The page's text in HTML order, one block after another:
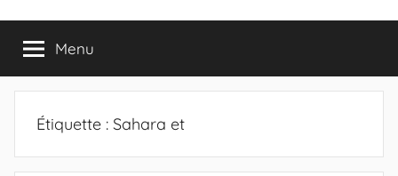
Sahara
News
sur
le
Sahara
révélée
Menu
Étiquette : Sahara et